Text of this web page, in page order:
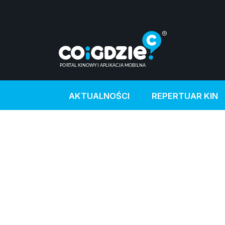
AKTUALNOŚCI REPERTUAR KIN